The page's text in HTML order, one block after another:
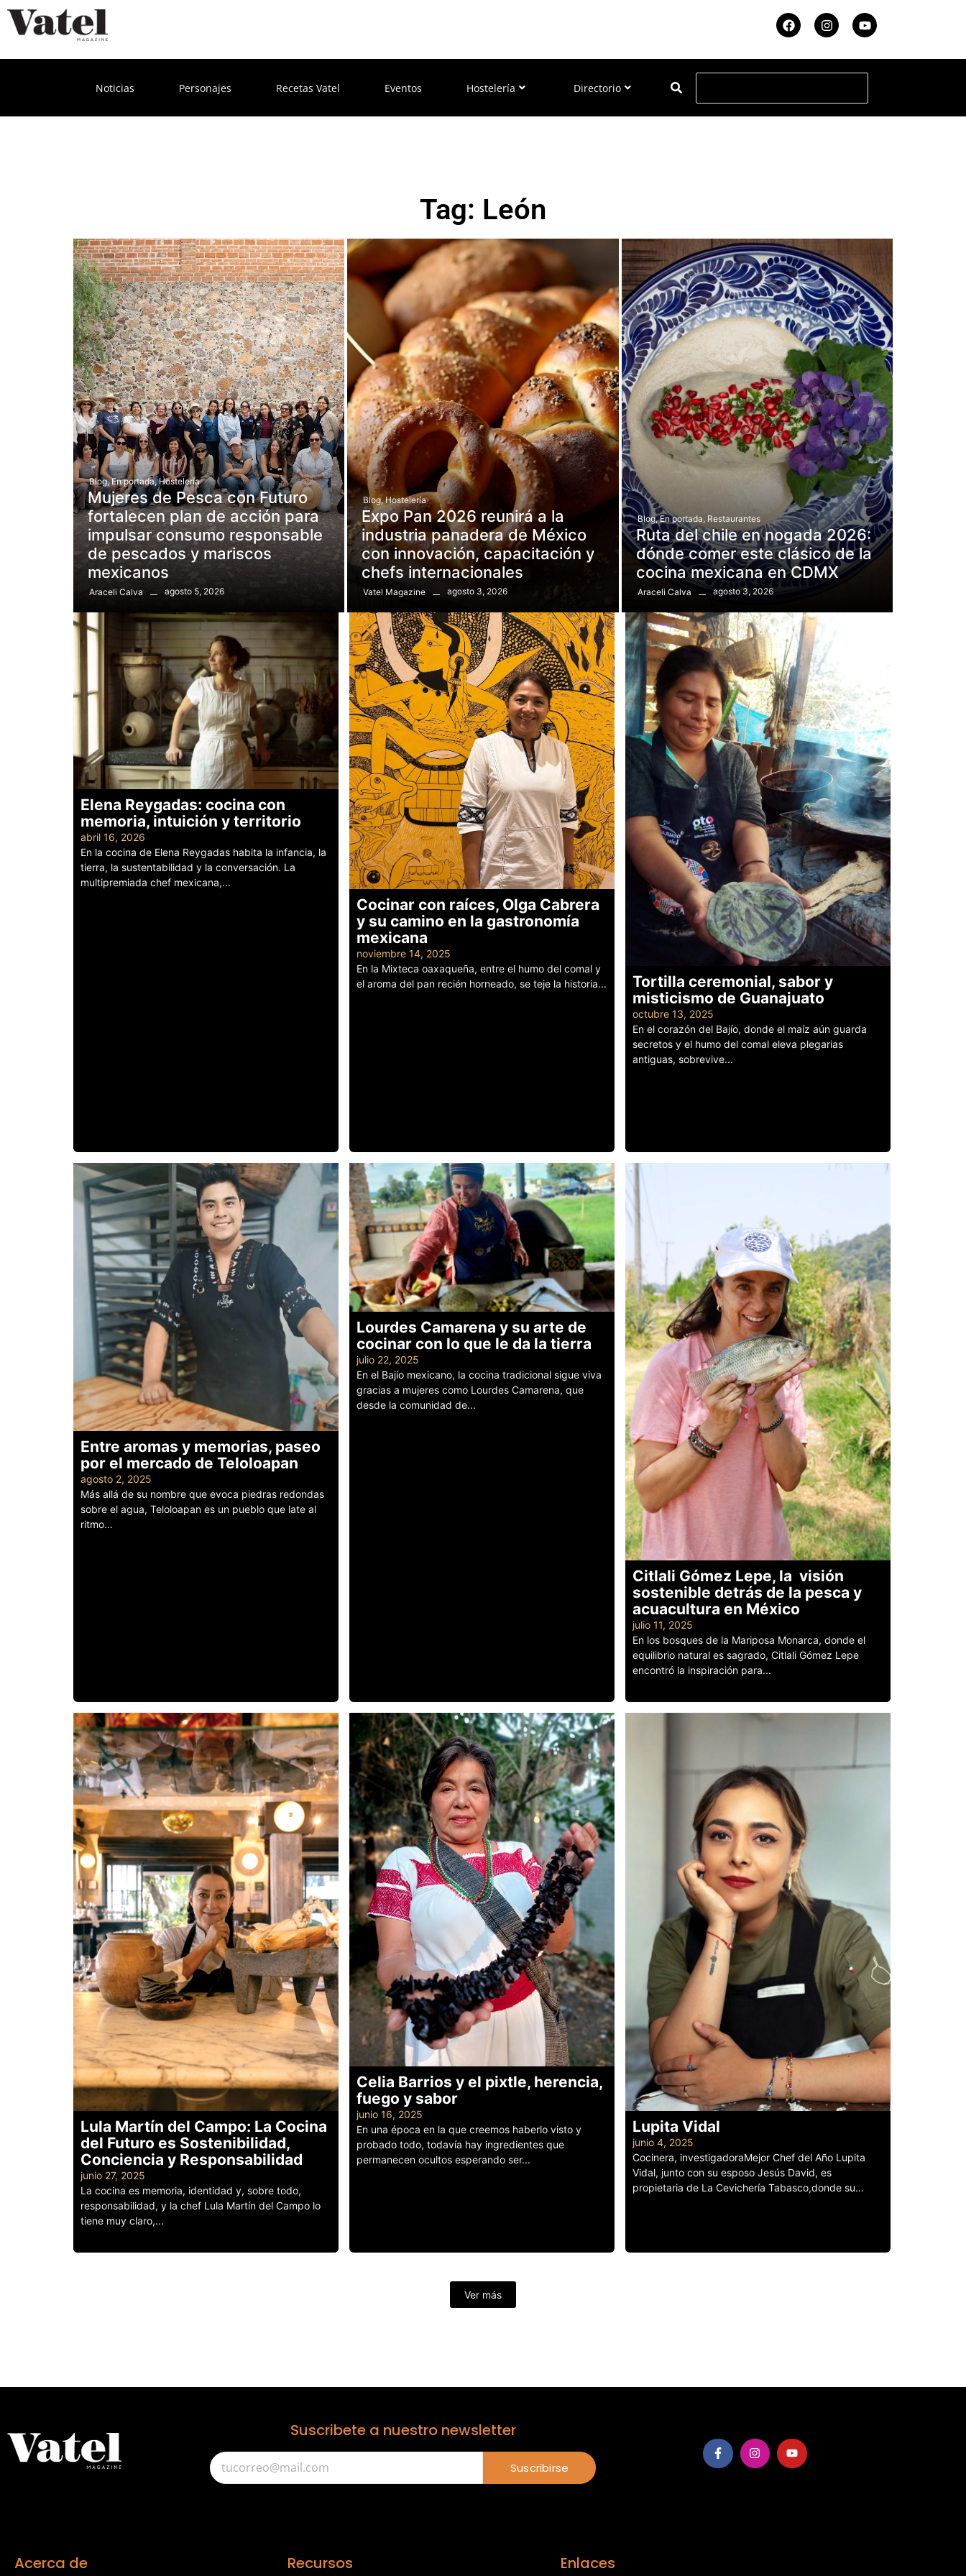
Noticias Personajes Recetas Vatel Eventos Hostelería Directorio
Tag: León
Blog, En portada, Hostelería
Mujeres de Pesca con Futuro
fortalecen plan de acción para
impulsar consumo responsable
de pescados y mariscos
mexicanos
Araceli Calva agosto 5, 2026
Blog, Hostelería
Expo Pan 2026 reunirá a la
industria panadera de México
con innovación, capacitación y
chefs internacionales
Vatel Magazine agosto 3, 2026
Blog, En portada, Restaurantes
Ruta del chile en nogada 2026:
dónde comer este clásico de la
cocina mexicana en CDMX
Araceli Calva agosto 3, 2026
Elena Reygadas: cocina con
memoria, intuición y territorio
abril 16, 2026
En la cocina de Elena Reygadas habita la infancia, la
tierra, la sustentabilidad y la conversación. La
multipremiada chef mexicana,...
Cocinar con raíces, Olga Cabrera
y su camino en la gastronomía
mexicana
noviembre 14, 2025
En la Mixteca oaxaqueña, entre el humo del comal y
el aroma del pan recién horneado, se teje la historia...
Tortilla ceremonial, sabor y
misticismo de Guanajuato
octubre 13, 2025
En el corazón del Bajío, donde el maíz aún guarda
secretos y el humo del comal eleva plegarias
antiguas, sobrevive...
Entre aromas y memorias, paseo
por el mercado de Teloloapan
agosto 2, 2025
Más allá de su nombre que evoca piedras redondas
sobre el agua, Teloloapan es un pueblo que late al
ritmo...
Lourdes Camarena y su arte de
cocinar con lo que le da la tierra
julio 22, 2025
En el Bajío mexicano, la cocina tradicional sigue viva
gracias a mujeres como Lourdes Camarena, que
desde la comunidad de...
Citlali Gómez Lepe, la visión
sostenible detrás de la pesca y
acuacultura en México
julio 11, 2025
En los bosques de la Mariposa Monarca, donde el
equilibrio natural es sagrado, Citlali Gómez Lepe
encontró la inspiración para...
Lula Martín del Campo: La Cocina
del Futuro es Sostenibilidad,
Conciencia y Responsabilidad
junio 27, 2025
La cocina es memoria, identidad y, sobre todo,
responsabilidad, y la chef Lula Martín del Campo lo
tiene muy claro,...
Celia Barrios y el pixtle, herencia,
fuego y sabor
junio 16, 2025
En una época en la que creemos haberlo visto y
probado todo, todavía hay ingredientes que
permanecen ocultos esperando ser...
Lupita Vidal
junio 4, 2025
Cocinera, investigadoraMejor Chef del Año Lupita
Vidal, junto con su esposo Jesús David, es
propietaria de La Cevichería Tabasco,donde su...
Ver más
Suscribete a nuestro newsletter
Suscribirse
Acerca de Recursos Enlaces